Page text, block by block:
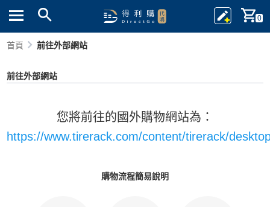
0
首頁 前往外部網站
前往外部網站
您將前往的國外購物網站為：
https://www.tirerack.com/content/tirerack/
購物流程簡易說明